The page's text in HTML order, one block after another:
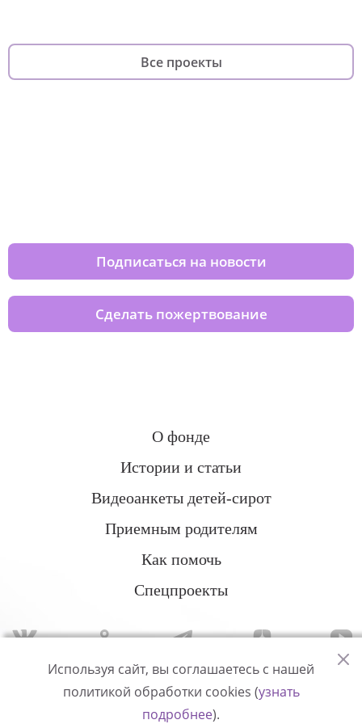
Все проекты
Подписаться на новости
Сделать пожертвование
О фонде
Истории и статьи
Видеоанкеты детей-сирот
Приемным родителям
Как помочь
Спецпроекты
Политика конфиденциальности
Используя сайт, вы соглашаетесь с нашей
политикой обработки cookies (узнать
подробнее).